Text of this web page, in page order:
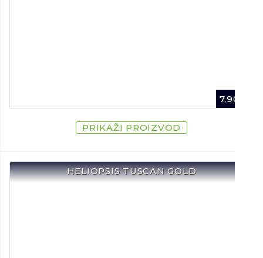
7,90
PRIKAŽI PROIZVOD
HELIOPSIS TUSCAN GOLD